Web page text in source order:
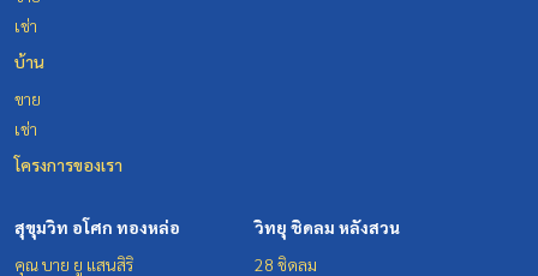
เช่า
บ้าน
ขาย
เช่า
โครงการของเรา
สุขุมวิท อโศก ทองหล่อ
คุณ บาย ยู แสนสิริ
วิทยุ ชิดลม หลังสวน
28 ชิดลม